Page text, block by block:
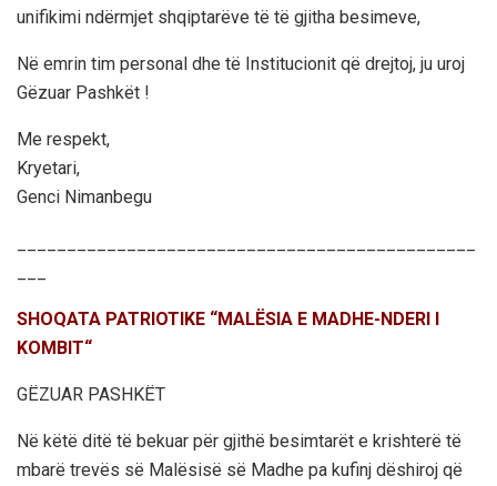
unifikimi ndërmjet shqiptarëve të të gjitha besimeve,
Në emrin tim personal dhe të Institucionit që drejtoj, ju uroj
Gëzuar Pashkët !
Me respekt,
Kryetari,
Genci Nimanbegu
SHOQATA PATRIOTIKE “MALËSIA E MADHE-NDERI I
KOMBIT“
GËZUAR PASHKËT
Në këtë ditë të bekuar për gjithë besimtarët e krishterë të
mbarë trevës së Malësisë së Madhe pa kufinj dëshiroj që